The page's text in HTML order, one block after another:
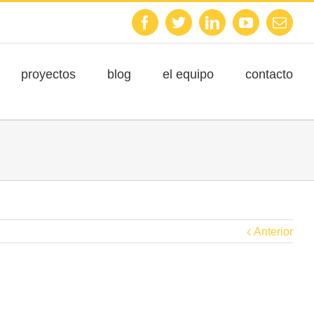
FacebookTwitterLinkedinYoutube
proyectos blog el equipo contacto
Anterior